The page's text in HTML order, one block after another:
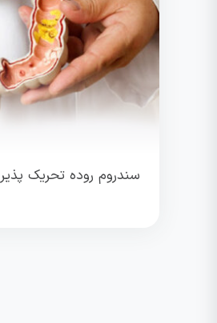
سندروم روده تحریک پذیر